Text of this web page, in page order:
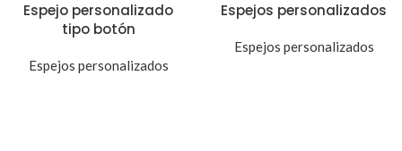
Espejo personalizado
tipo botón
Espejos personalizados
Espejos personalizados
Espejos personalizados